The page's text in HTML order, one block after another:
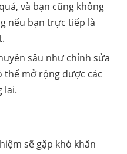
và bạn cũng không
nếu bạn trực tiếp là
sâu như chỉnh sửa
thể mở rộng được các
lai.
sẽ gặp khó khăn